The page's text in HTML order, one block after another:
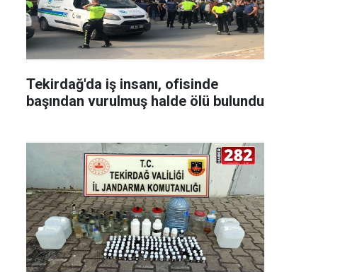
Tekirdağ'da iş insanı, ofisinde
başından vurulmuş halde ölü bulundu